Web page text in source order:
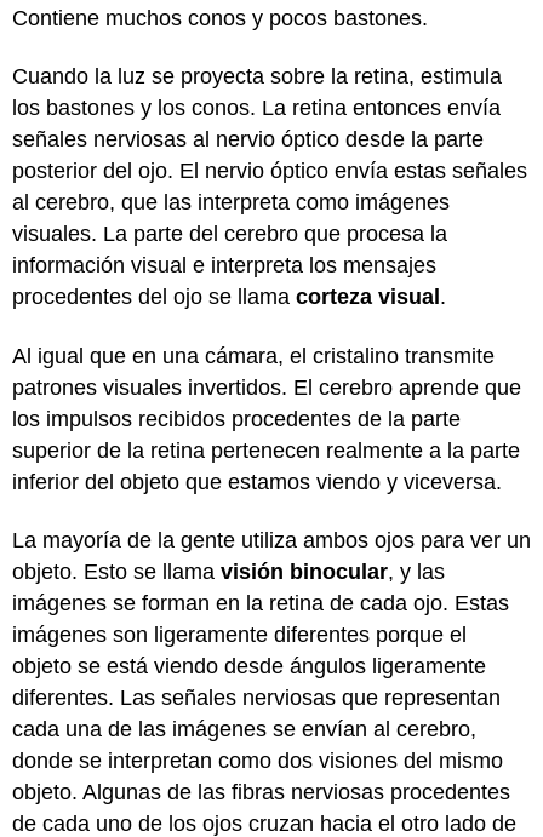
Contiene muchos conos y pocos bastones.
Cuando la luz se proyecta sobre la retina, estimula
los bastones y los conos. La retina entonces envía
señales nerviosas al nervio óptico desde la parte
posterior del ojo. El nervio óptico envía estas señales
al cerebro, que las interpreta como imágenes
visuales. La parte del cerebro que procesa la
información visual e interpreta los mensajes
procedentes del ojo se llama corteza visual .
Al igual que en una cámara, el cristalino transmite
patrones visuales invertidos. El cerebro aprende que
los impulsos recibidos procedentes de la parte
superior de la retina pertenecen realmente a la parte
inferior del objeto que estamos viendo y viceversa.
La mayoría de la gente utiliza ambos ojos para ver un
objeto. Esto se llama visión binocular, y las
imágenes se forman en la retina de cada ojo. Estas
imágenes son ligeramente diferentes porque el
objeto se está viendo desde ángulos ligeramente
diferentes. Las señales nerviosas que representan
cada una de las imágenes se envían al cerebro,
donde se interpretan como dos visiones del mismo
objeto. Algunas de las fibras nerviosas procedentes
de cada uno de los ojos cruzan hacia el otro lado de